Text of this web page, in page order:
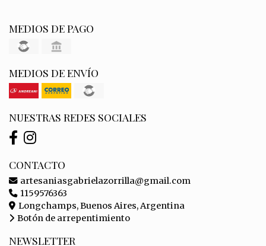
MEDIOS DE PAGO
MEDIOS DE ENVÍO
NUESTRAS REDES SOCIALES
CONTACTO
artesaniasgabrielazorrilla@gmail.com
1159576363
Longchamps, Buenos Aires, Argentina
Botón de arrepentimiento
NEWSLETTER